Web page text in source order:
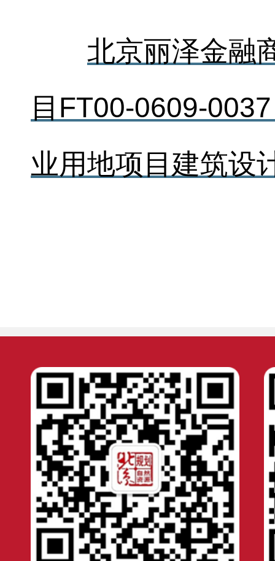
北京丽泽金融
目FT00-0609-
业用地项目建筑设